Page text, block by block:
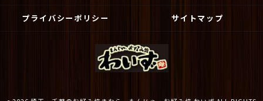
プライバシーポリシー サイトマップ